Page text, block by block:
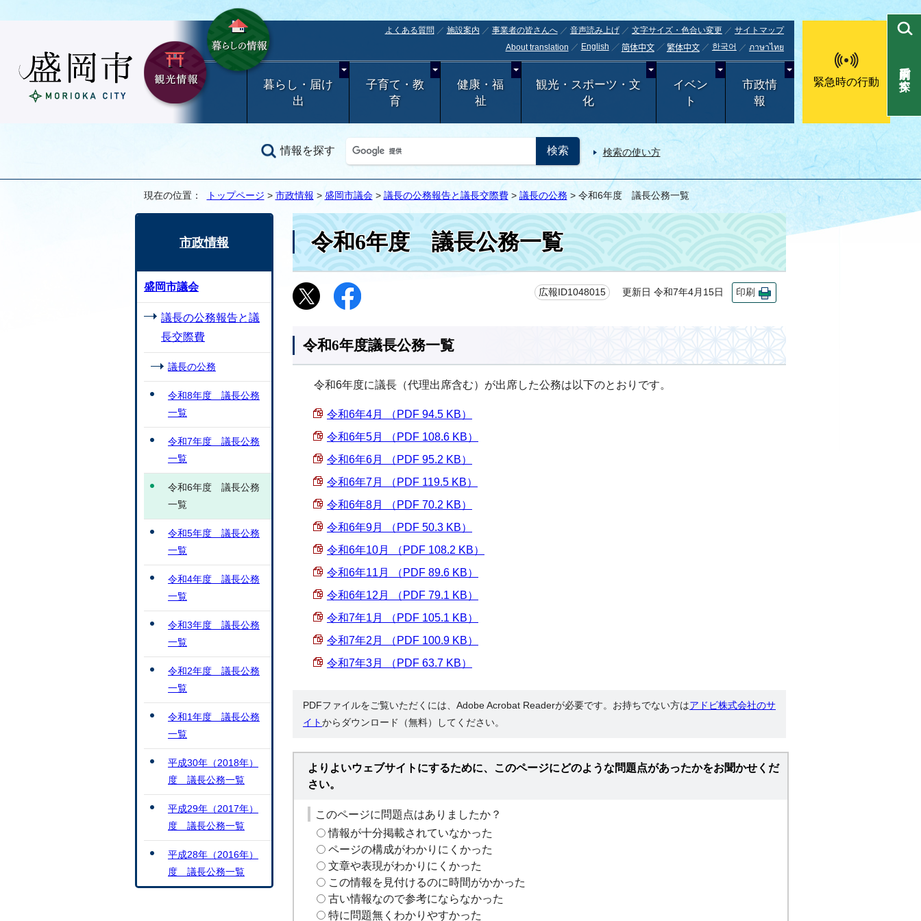
よくある質問 施設案内 事業者の皆さんへ 音声読み上げ 文字サイズ・色合い変更
サイトマップ
About translation
English 简体中文 繁体中文 한국어 ภาษาไทย
暮らし・届け
出
子育て・教
育
健康・福
祉
観光・スポーツ・文
化
イベン
ト
市政情
報
緊急時の行動
情報を探す 検索の使い方
目的別で探す
現在の位置： トップページ > 市政情報 > 盛岡市議会> 議長の公務報告と議長交際費> 議長の公務> 令和6年度 議長公務一覧
令和6年度 議長公務一覧
広報ID1048015 更新日 令和7年4月15日 印刷
令和6年度議長公務一覧
令和6年度に議長（代理出席含む）が出席した公務は以下のとおりです。
令和6年4月 （PDF 94.5 KB）
令和6年5月 （PDF 108.6 KB）
令和6年6月 （PDF 95.2 KB）
令和6年7月 （PDF 119.5 KB）
令和6年8月 （PDF 70.2 KB）
令和6年9月 （PDF 50.3 KB）
令和6年10月 （PDF 108.2 KB）
令和6年11月 （PDF 89.6 KB）
令和6年12月 （PDF 79.1 KB）
令和7年1月 （PDF 105.1 KB）
令和7年2月 （PDF 100.9 KB）
令和7年3月 （PDF 63.7 KB）
PDFファイルをご覧いただくには、Adobe Acrobat Readerが必要です。お持ちでない方はアドビ株式会社のサ
イトからダウンロード（無料）してください。
よりよいウェブサイトにするために、このページにどのような問題点があったかをお聞かせくだ
さい。
このページに問題点はありましたか？
情報が十分掲載されていなかった
ページの構成がわかりにくかった
文章や表現がわかりにくかった
この情報を見付けるのに時間がかかった
古い情報なので参考にならなかった
特に問題無くわかりやすかった
市政情報
盛岡市議会
議長の公務報告と議
長交際費
議長の公務
令和8年度 議長公務
一覧
令和7年度 議長公務
一覧
令和6年度 議長公務
一覧
令和5年度 議長公務
一覧
令和4年度 議長公務
一覧
令和3年度 議長公務
一覧
令和2年度 議長公務
一覧
令和1年度 議長公務
一覧
平成30年（2018年）
度 議長公務一覧
平成29年（2017年）
度 議長公務一覧
平成28年（2016年）
度 議長公務一覧